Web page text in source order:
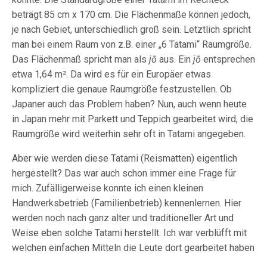
beträgt 85 cm x 170 cm. Die Flächenmaße können jedoch,
je nach Gebiet, unterschiedlich groß sein. Letztlich spricht
man bei einem Raum von z.B. einer „6 Tatami“ Raumgröße.
Das Flächenmaß spricht man als jō aus. Ein jō entsprechen
etwa 1,64 m². Da wird es für ein Europäer etwas
kompliziert die genaue Raumgröße festzustellen. Ob
Japaner auch das Problem haben? Nun, auch wenn heute
in Japan mehr mit Parkett und Teppich gearbeitet wird, die
Raumgröße wird weiterhin sehr oft in Tatami angegeben.
Aber wie werden diese Tatami (Reismatten) eigentlich
hergestellt? Das war auch schon immer eine Frage für
mich. Zufälligerweise konnte ich einen kleinen
Handwerksbetrieb (Familienbetrieb) kennenlernen. Hier
werden noch nach ganz alter und traditioneller Art und
Weise eben solche Tatami herstellt. Ich war verblüfft mit
welchen einfachen Mitteln die Leute dort gearbeitet haben